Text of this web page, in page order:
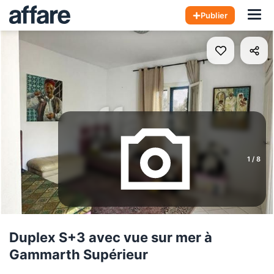
Publier
1 / 8
Duplex S+3 avec vue sur mer à
Gammarth Supérieur